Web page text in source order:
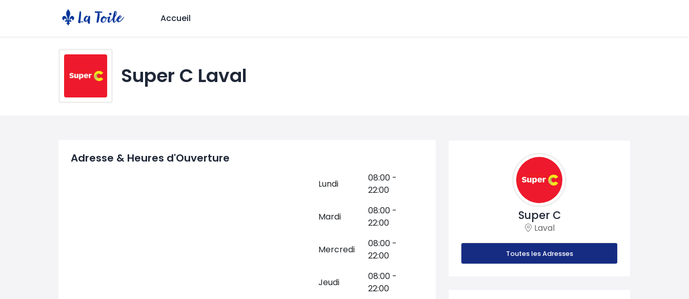
Accueil
Super C Laval
Adresse & Heures d'Ouverture
Lundi
08:00 -
22:00
Mardi
08:00 -
22:00
Mercredi
08:00 -
22:00
Jeudi
08:00 -
22:00
Super C
Laval
Toutes les Adresses